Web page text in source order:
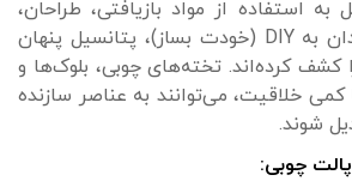
استفاده از مواد بازیافتی، طراحان،
هنرمندان و علاقه‌مندان به DIY (خودت بساز)، پتانسیل پنهان
کشف کرده‌اند. تخته‌های چوبی، بلوک‌ها و
کمی خلاقیت، می‌توانند به عناصر سازنده
شوند.
چوبی: